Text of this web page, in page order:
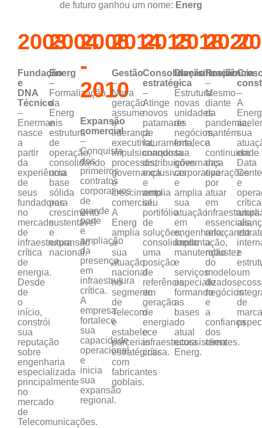
de futuro ganhou um nome: Energ
2003
Fundação
e
DNA
Técnico
–
Enermanis
nasce
a
partir
da
experiência
de
seus
fundadores
no
mercado
de
infraestrutura
crítica
de
energia.
Desde
de
o
início,
constrói
sua
reputação
sobre
engenharia
especializada
principalmente
no
mercado
de
Telecomunicações.
2004
Energ
–
Formalização
da
Energ
e
estrutura
de
operação,
consolidando
uma
base
sólida
para
crescimento
sustentável
e
expansão
nacional.
2006
-
2010
Expansão
comercial
–
Conquista
dos
primeiros
contratos
corporativos
de
grande
porte
e
ampliação
da
presença
em
infraestrutura
crítica.
A
empresa
fortalece
sua
capacidade
operacional
e
inicia
sua
expansão
regional.
2014
Gestão
–
Nova
geração
assume
a
liderança
executiva,
impulsionando
processos,
governança
e
crescimento
comercial.
A
Energ
amplia
a
sua
atuação
nacional
no
segmento
de
Telecom
e
estabelece
parcerias
estratégicas
com
fabricantes
goblais.
2015
Consolidação
estratégica
–
Atinge
novos
patamares
de
faturamento,
conquista
distribuições
exclusivas
e
amplia
seu
portifólio
de
soluções,
consolidando
uma
posição
de
referência
em
geração
de
energia
e
infraestrutura
crítica.
2018
Diversificação
–
Estrutura
novas
unidades
de
negócios,
fortalece
sua
governança
corporativa
e
amplia
sua
atuação
em
engenharia,
implantação,
manutenção
e
serviços
especializados,
formando
as
bases
do
atual
ecossistema
Energ.
2020
Resiliência
–
Mesmo
diante
da
pandemia,
mantém
a
continuidade
das
operações
por
atuar
em
infraestrutura
essenciais,
reforçando
a
robustez
do
modelo
de
negócios
e
a
confiança
dos
clientes.
–
A
Energ
sua
em
Data
e
e
um
de